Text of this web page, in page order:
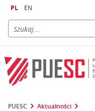
PL EN
PUESC Aktualności